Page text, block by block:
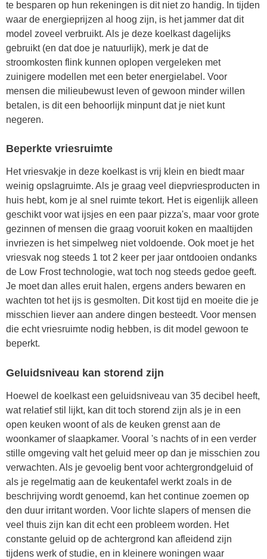
te besparen op hun rekeningen is dit niet zo handig. In tijden
waar de energieprijzen al hoog zijn, is het jammer dat dit
model zoveel verbruikt. Als je deze koelkast dagelijks
gebruikt (en dat doe je natuurlijk), merk je dat de
stroomkosten flink kunnen oplopen vergeleken met
zuinigere modellen met een beter energielabel. Voor
mensen die milieubewust leven of gewoon minder willen
betalen, is dit een behoorlijk minpunt dat je niet kunt
negeren.
Beperkte vriesruimte
Het vriesvakje in deze koelkast is vrij klein en biedt maar
weinig opslagruimte. Als je graag veel diepvriesproducten in
huis hebt, kom je al snel ruimte tekort. Het is eigenlijk alleen
geschikt voor wat ijsjes en een paar pizza's, maar voor grote
gezinnen of mensen die graag vooruit koken en maaltijden
invriezen is het simpelweg niet voldoende. Ook moet je het
vriesvak nog steeds 1 tot 2 keer per jaar ontdooien ondanks
de Low Frost technologie, wat toch nog steeds gedoe geeft.
Je moet dan alles eruit halen, ergens anders bewaren en
wachten tot het ijs is gesmolten. Dit kost tijd en moeite die je
misschien liever aan andere dingen besteedt. Voor mensen
die echt vriesruimte nodig hebben, is dit model gewoon te
beperkt.
Geluidsniveau kan storend zijn
Hoewel de koelkast een geluidsniveau van 35 decibel heeft,
wat relatief stil lijkt, kan dit toch storend zijn als je in een
open keuken woont of als de keuken grenst aan de
woonkamer of slaapkamer. Vooral 's nachts of in een verder
stille omgeving valt het geluid meer op dan je misschien zou
verwachten. Als je gevoelig bent voor achtergrondgeluid of
als je regelmatig aan de keukentafel werkt zoals in de
beschrijving wordt genoemd, kan het continue zoemen op
den duur irritant worden. Voor lichte slapers of mensen die
veel thuis zijn kan dit echt een probleem worden. Het
constante geluid op de achtergrond kan afleidend zijn
tijdens werk of studie, en in kleinere woningen waar